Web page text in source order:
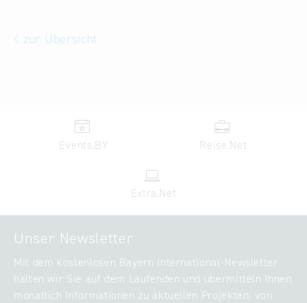
zur Übersicht
Events.BY Reise.Net
Extra.Net
Unser Newsletter
Mit dem kostenlosen Bayern International-Newsletter
halten wir Sie auf dem Laufenden und übermitteln Ihnen
monatlich Informationen zu aktuellen Projekten: von